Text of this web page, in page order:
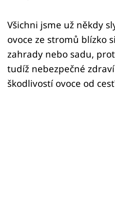
Všichni jsme už někdy
ovoce ze stromů blízko
zahrady nebo sadu,
tudíž nebezpečné
škodlivostí ovoce od